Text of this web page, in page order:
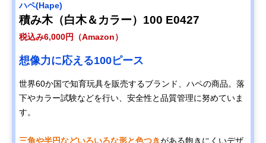
ハペ(Hape)
積み木（白木＆カラー）100 E0427
税込み6,000円（Amazon）
想像力に応える100ピース
世界60か国で知育玩具を販売するブランド、ハペの商品。落
下やカラー試験などを行い、安全性と品質管理に努めていま
す。
三角や半円などいろいろな形と色つきがある飽きにくいデザ